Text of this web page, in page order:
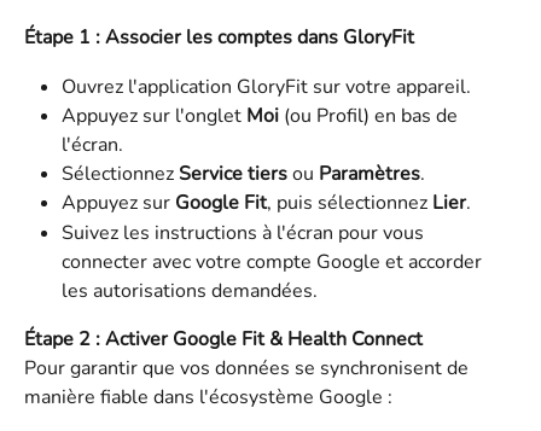
Étape 1 : Associer les comptes dans GloryFit
Ouvrez l'application GloryFit sur votre appareil.
Appuyez sur l'onglet Moi (ou Profil) en bas de
l'écran.
Sélectionnez Service tiers ou Paramètres.
Appuyez sur Google Fit, puis sélectionnez Lier.
Suivez les instructions à l'écran pour vous
connecter avec votre compte Google et accorder
les autorisations demandées.
Étape 2 : Activer Google Fit & Health Connect
Pour garantir que vos données se synchronisent de
manière fiable dans l'écosystème Google :